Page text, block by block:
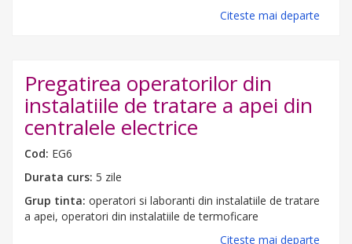
Citeste mai departe
Pregatirea operatorilor din
instalatiile de tratare a apei din
centralele electrice
Cod: EG6
Durata curs: 5 zile
Grup tinta: operatori si laboranti din instalatiile de tratare
a apei, operatori din instalatiile de termoficare
Citeste mai departe